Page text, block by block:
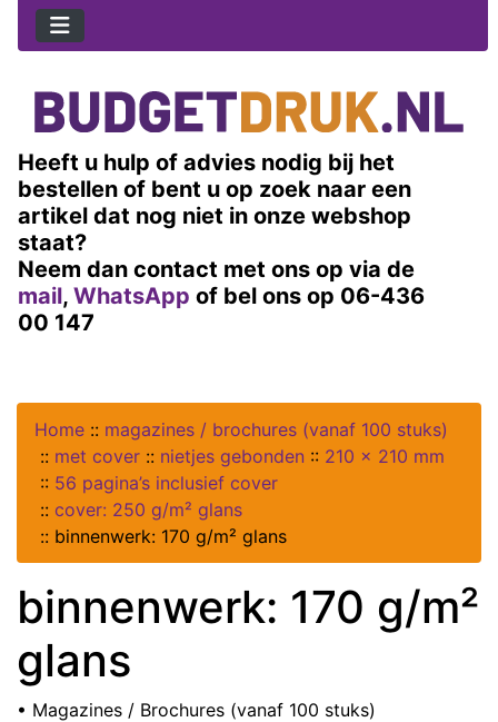
Heeft u hulp of advies nodig bij het
bestellen of bent u op zoek naar een
artikel dat nog niet in onze webshop
staat?
Neem dan contact met ons op via de
mail, WhatsApp of bel ons op 06-436
00 147
Home :: magazines / brochures (vanaf 100 stuks)
:: met cover :: nietjes gebonden :: 210 x 210 mm
:: 56 pagina’s inclusief cover
:: cover: 250 g/m² glans
:: binnenwerk: 170 g/m² glans
binnenwerk: 170 g/m²
glans
• Magazines / Brochures (vanaf 100 stuks)